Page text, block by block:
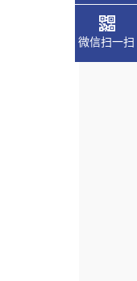
微信扫一扫